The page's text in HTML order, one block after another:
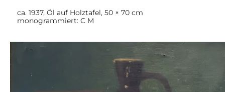
ca. 1937, Öl auf Holztafel, 50 × 70 cm
monogrammiert: C M